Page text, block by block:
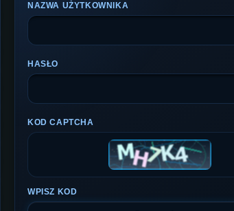
NAZWA UŻYTKOWNIKA
HASŁO
KOD CAPTCHA
WPISZ KOD